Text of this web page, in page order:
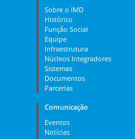
Sobre o IMD
Histórico
Função Social
Equipe
Infraestrutura
Núcleos Integradores
Sistemas
Documentos
Parcerias
Comunicação
Eventos
Notícias